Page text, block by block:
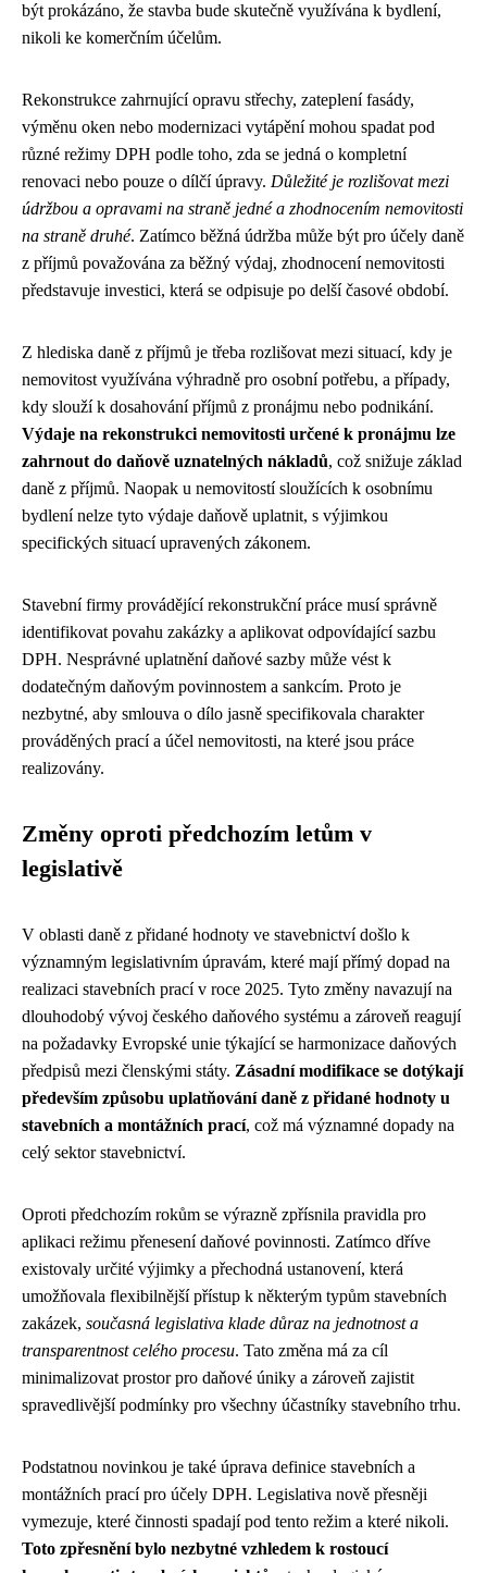
být prokázáno, že stavba bude skutečně využívána k bydlení,
nikoli ke komerčním účelům.
Rekonstrukce zahrnující opravu střechy, zateplení fasády,
výměnu oken nebo modernizaci vytápění mohou spadat pod
různé režimy DPH podle toho, zda se jedná o kompletní
renovaci nebo pouze o dílčí úpravy. Důležité je rozlišovat mezi
údržbou a opravami na straně jedné a zhodnocením nemovitosti
na straně druhé. Zatímco běžná údržba může být pro účely daně
z příjmů považována za běžný výdaj, zhodnocení nemovitosti
představuje investici, která se odpisuje po delší časové období.
Z hlediska daně z příjmů je třeba rozlišovat mezi situací, kdy je
nemovitost využívána výhradně pro osobní potřebu, a případy,
kdy slouží k dosahování příjmů z pronájmu nebo podnikání.
Výdaje na rekonstrukci nemovitosti určené k pronájmu lze
zahrnout do daňově uznatelných nákladů, což snižuje základ
daně z příjmů. Naopak u nemovitostí sloužících k osobnímu
bydlení nelze tyto výdaje daňově uplatnit, s výjimkou
specifických situací upravených zákonem.
Stavební firmy provádějící rekonstrukční práce musí správně
identifikovat povahu zakázky a aplikovat odpovídající sazbu
DPH. Nesprávné uplatnění daňové sazby může vést k
dodatečným daňovým povinnostem a sankcím. Proto je
nezbytné, aby smlouva o dílo jasně specifikovala charakter
prováděných prací a účel nemovitosti, na které jsou práce
realizovány.
Změny oproti předchozím letům v
legislativě
V oblasti daně z přidané hodnoty ve stavebnictví došlo k
významným legislativním úpravám, které mají přímý dopad na
realizaci stavebních prací v roce 2025. Tyto změny navazují na
dlouhodobý vývoj českého daňového systému a zároveň reagují
na požadavky Evropské unie týkající se harmonizace daňových
předpisů mezi členskými státy. Zásadní modifikace se dotýkají
především způsobu uplatňování daně z přidané hodnoty u
stavebních a montážních prací, což má významné dopady na
celý sektor stavebnictví.
Oproti předchozím rokům se výrazně zpřísnila pravidla pro
aplikaci režimu přenesení daňové povinnosti. Zatímco dříve
existovaly určité výjimky a přechodná ustanovení, která
umožňovala flexibilnější přístup k některým typům stavebních
zakázek, současná legislativa klade důraz na jednotnost a
transparentnost celého procesu. Tato změna má za cíl
minimalizovat prostor pro daňové úniky a zároveň zajistit
spravedlivější podmínky pro všechny účastníky stavebního trhu.
Podstatnou novinkou je také úprava definice stavebních a
montážních prací pro účely DPH. Legislativa nově přesněji
vymezuje, které činnosti spadají pod tento režim a které nikoli.
Toto zpřesnění bylo nezbytné vzhledem k rostoucí